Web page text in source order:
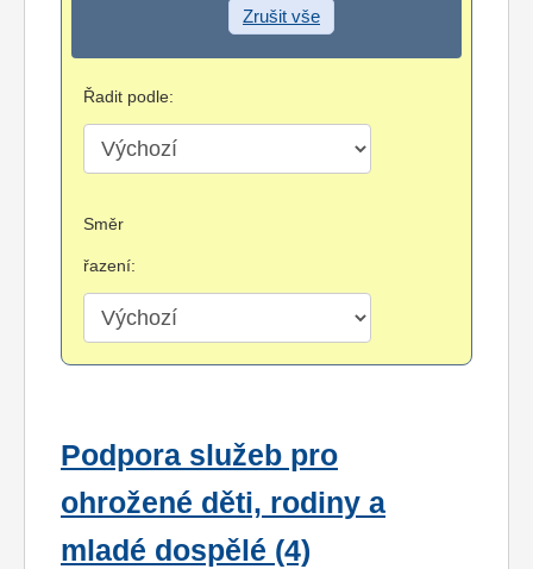
Zrušit vše
Řadit podle:
Směr
řazení:
Podpora služeb pro
ohrožené děti, rodiny a
mladé dospělé (4)